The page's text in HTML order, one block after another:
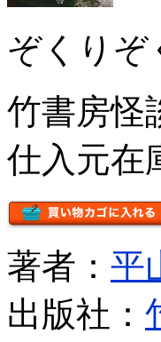
ぞくり
竹書房
仕入元在
著者： 平
出版社：